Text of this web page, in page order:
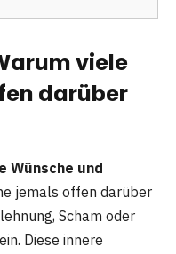
viele
darüber
Wünsche und
jemals offen darüber
Scham oder
Diese innere